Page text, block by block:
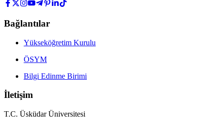
Bağlantılar
Yükseköğretim Kurulu
ÖSYM
Bilgi Edinme Birimi
İletişim
T.C. Üsküdar Üniversitesi